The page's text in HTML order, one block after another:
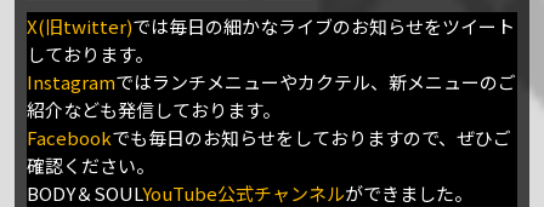
X(旧twitter)では毎日の細かなライブのお知らせをツイート
しております。
Instagramではランチメニューやカクテル、新メニューのご
紹介なども発信しております。
Facebookでも毎日のお知らせをしておりますので、ぜひご
確認ください。
BODY＆SOULYouTube公式チャンネルができました。